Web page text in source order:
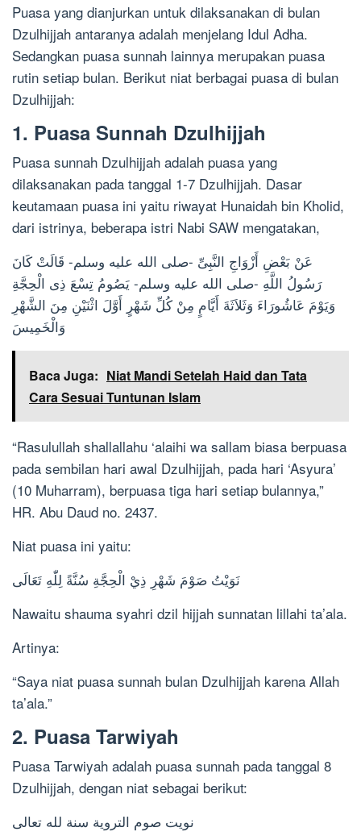
Puasa yang dianjurkan untuk dilaksanakan di bulan
Dzulhijjah antaranya adalah menjelang Idul Adha.
Sedangkan puasa sunnah lainnya merupakan puasa
rutin setiap bulan. Berikut niat berbagai puasa di bulan
Dzulhijjah:
1. Puasa Sunnah Dzulhijjah
Puasa sunnah Dzulhijjah adalah puasa yang
dilaksanakan pada tanggal 1-7 Dzulhijjah. Dasar
keutamaan puasa ini yaitu riwayat Hunaidah bin Kholid,
dari istrinya, beberapa istri Nabi SAW mengatakan,
عَنْ بَعْضِ أَزْوَاجِ النَّبِىِّ -صلى الله عليه وسلم- قَالَتْ كَانَ
رَسُولُ اللَّهِ -صلى الله عليه وسلم- يَصُومُ تِسْعَ ذِى الْحِجَّةِ
وَيَوْمَ عَاشُورَاءَ وَثَلاَثَةَ أَيَّامٍ مِنْ كُلِّ شَهْرٍ أَوَّلَ اثْنَيْنِ مِنَ الشَّهْرِ
وَالْخَمِيسَ
Baca Juga: Niat Mandi Setelah Haid dan Tata
Cara Sesuai Tuntunan Islam
“Rasulullah shallallahu ‘alaihi wa sallam biasa berpuasa
pada sembilan hari awal Dzulhijjah, pada hari ‘Asyura’
(10 Muharram), berpuasa tiga hari setiap bulannya,”
HR. Abu Daud no. 2437.
Niat puasa ini yaitu:
نَوَيْتُ صَوْمَ شَهْرِ ذِيْ الْحِجَّةِ سُنَّةً لِلّٰهِ تَعَالَى
Nawaitu shauma syahri dzil hijjah sunnatan lillahi ta’ala.
Artinya:
“Saya niat puasa sunnah bulan Dzulhijjah karena Allah
ta’ala.”
2. Puasa Tarwiyah
Puasa Tarwiyah adalah puasa sunnah pada tanggal 8
Dzulhijjah, dengan niat sebagai berikut:
نويت صوم التروية سنة لله تعالى